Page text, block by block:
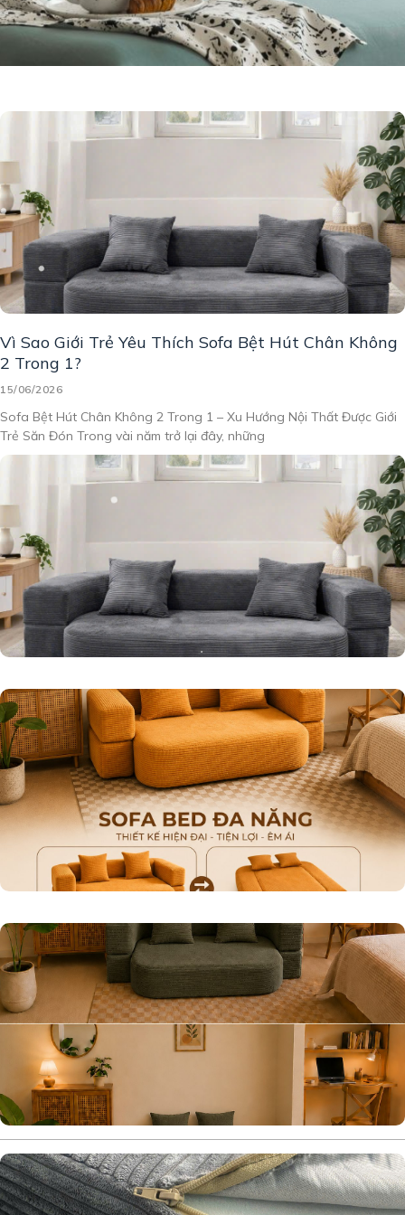
Vì Sao Giới Trẻ Yêu Thích Sofa Bệt Hút Chân Không
2 Trong 1?
15/06/2026
Sofa Bệt Hút Chân Không 2 Trong 1 – Xu Hướng Nội Thất Được Giới
Trẻ Săn Đón Trong vài năm trở lại đây, những